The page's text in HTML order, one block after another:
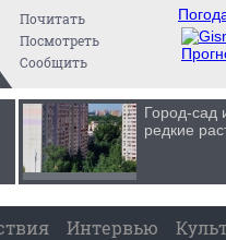
Почитать
Посмотреть
Сообщить
Город-сад
редкие
Интервью